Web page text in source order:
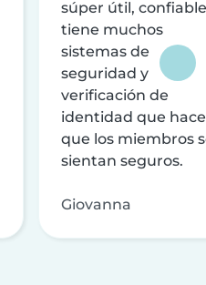
súper útil,
tiene muchos
sistemas de
seguridad y
verificación de
identidad que
que los miembros
sientan seguros.
Giovanna